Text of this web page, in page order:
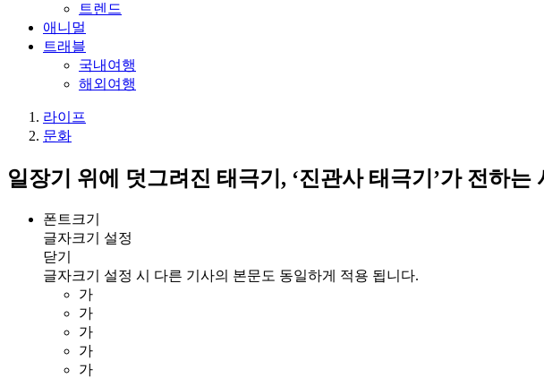
트렌드
애니멀
트래블
국내여행
해외여행
라이프
문화
일장기 위에 덧그려진 태극기, ‘진관사 태극기’가 전하는
폰트크기
글자크기 설정
닫기
글자크기 설정 시 다른 기사의 본문도 동일하게 적용 됩니다.
가
가
가
가
가